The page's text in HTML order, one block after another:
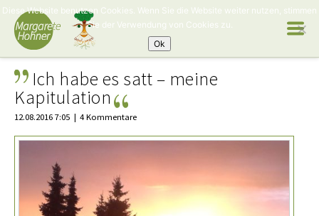
Ich habe es satt – meine
Kapitulation
12.08.2016 7:05 4 Kommentare
Diese Website benutzen Cookies. Wenn Sie die Website weiter nutzen, stimmen
Sie der Verwendung von Cookies zu.
Ok